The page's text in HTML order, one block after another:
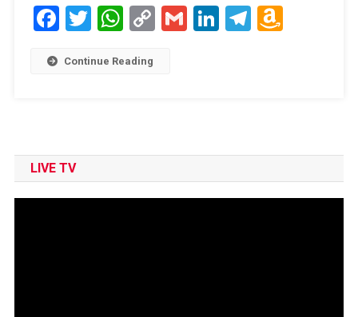
Facebook
Twitter
WhatsApp
CopyGmailLinkedIn
Telegram
Continue Reading
LIVE TV